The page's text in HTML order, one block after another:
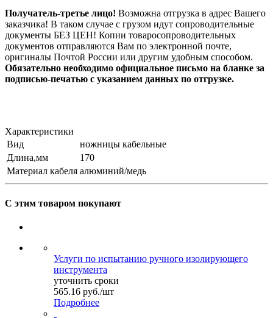
Получатель-третье лицо! Возможна отгрузка в адрес Вашего
заказчика! В таком случае с грузом идут сопроводительные
документы БЕЗ ЦЕН! Копии товаросопроводительных
документов отправляются Вам по электронной почте,
оригиналы Почтой России или другим удобным способом.
Обязательно необходимо официальное письмо на бланке за
подписью-печатью с указанием данных по отгрузке.
Характеристики
Вид
ножницы кабельные
Длина,мм
170
Материал кабеля алюминий/медь
С этим товаром покупают
Услуги по испытанию ручного изолирующего
инструмента
уточнить сроки
565.16 руб./шт
Подробнее